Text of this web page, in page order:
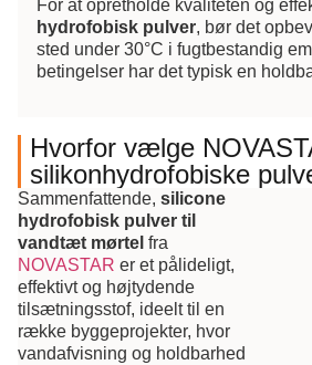
For at opretholde kvaliteten og
hydrofobisk pulver, bør det
sted under 30°C i fugtbestandig
betingelser har det typisk en
Hvorfor vælge
silikonhydrofobiske
Sammenfattende, silicone
hydrofobisk pulver til
vandtæt mørtel fra
NOVASTAR er et pålideligt,
effektivt og højtydende
tilsætningsstof, ideelt til en
række byggeprojekter, hvor
vandafvisning og holdbarhed